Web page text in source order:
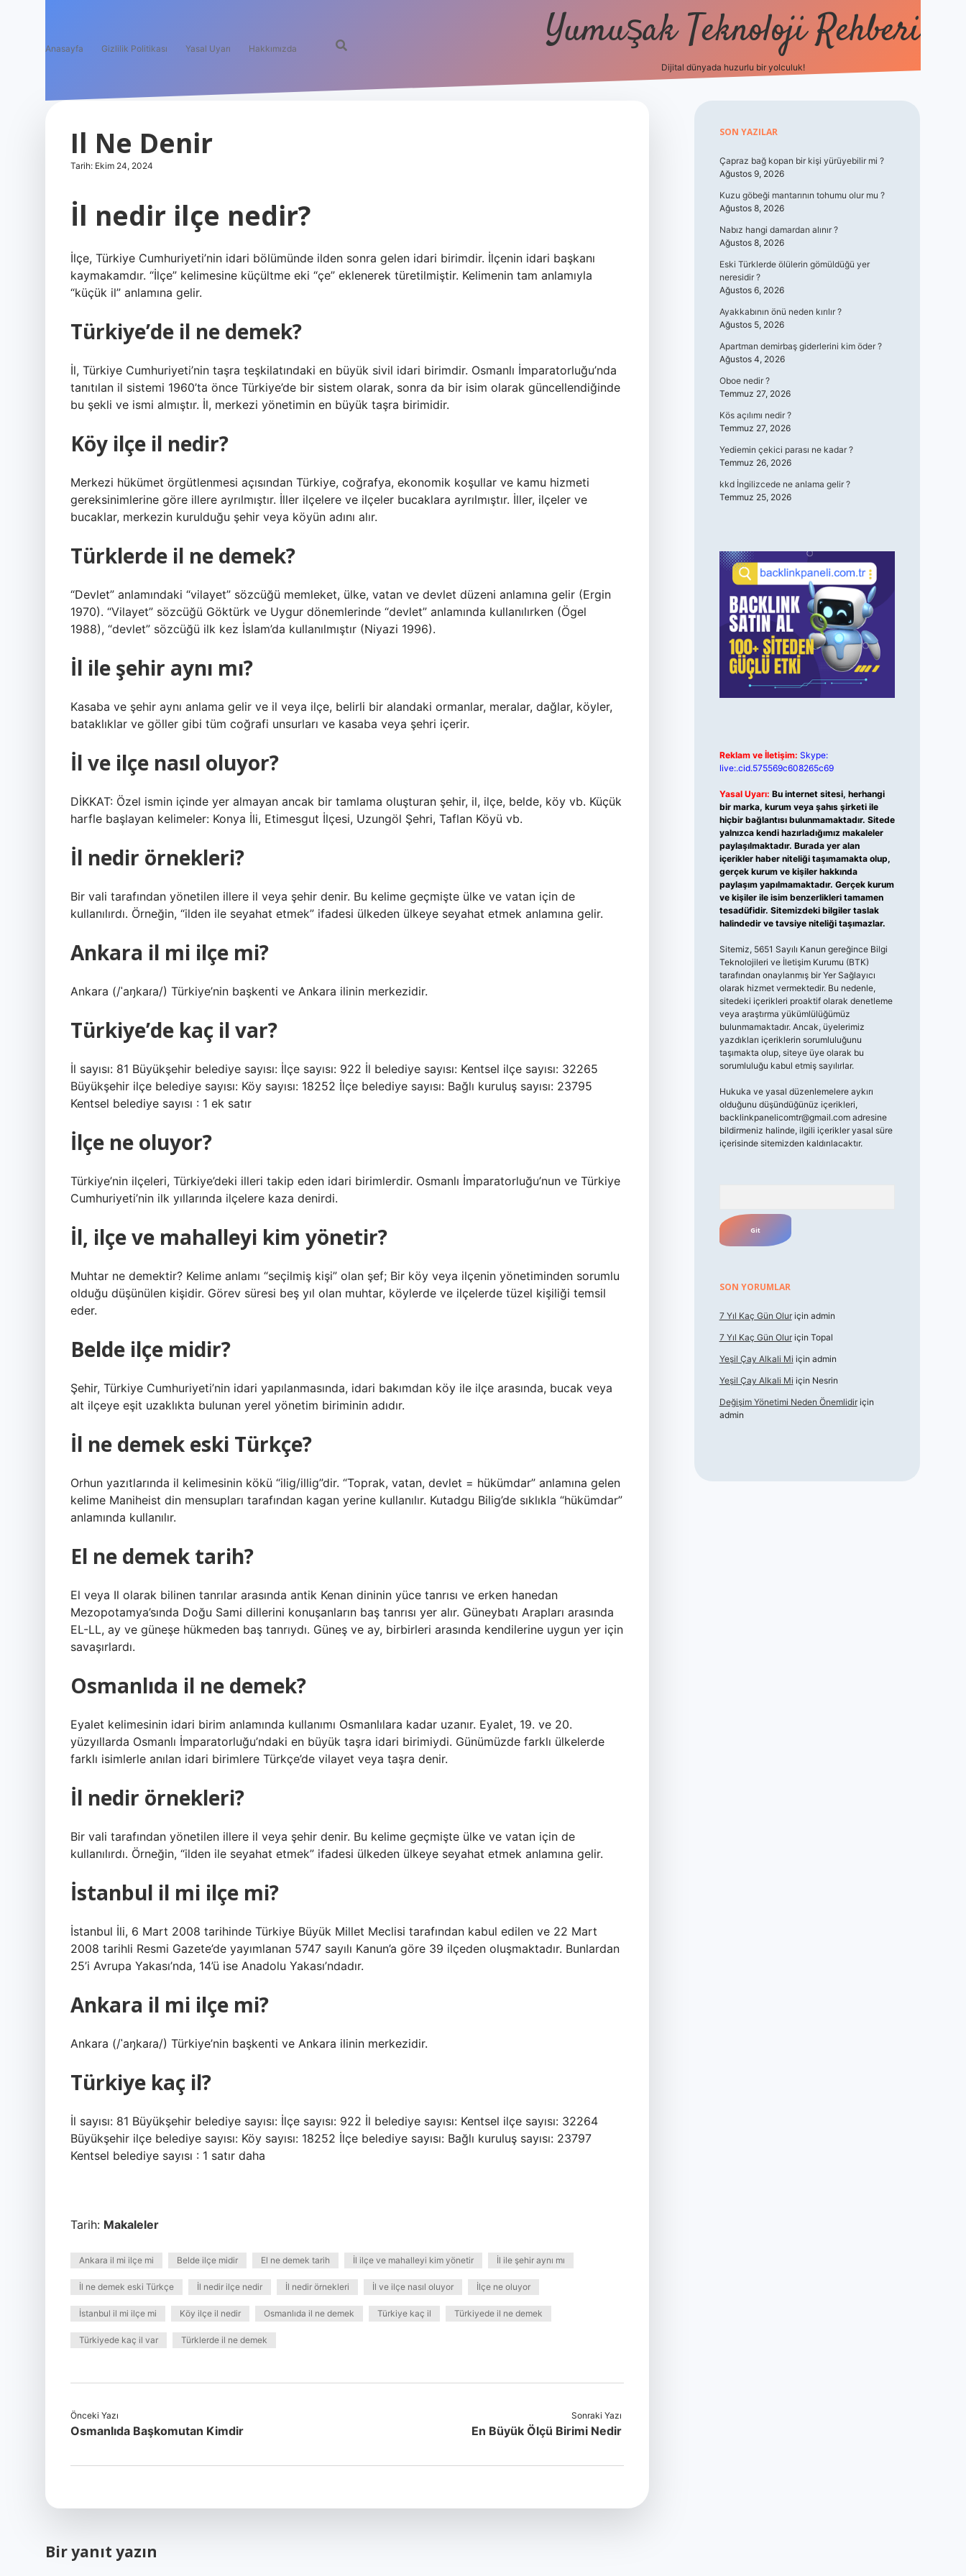
Anasayfa Gizlilik Politikası Yasal Uyarı Hakkımızda Yumuşak Teknoloji Rehberi
Dijital dünyada huzurlu bir yolculuk!
Il Ne Denir
Tarih: Ekim 24, 2024
İl nedir ilçe nedir?
İlçe, Türkiye Cumhuriyeti’nin idari bölümünde ilden sonra gelen idari birimdir. İlçenin idari başkanı
kaymakamdır. “İlçe” kelimesine küçültme eki “çe” eklenerek türetilmiştir. Kelimenin tam anlamıyla
“küçük il” anlamına gelir.
Türkiye’de il ne demek?
İl, Türkiye Cumhuriyeti’nin taşra teşkilatındaki en büyük sivil idari birimdir. Osmanlı İmparatorluğu’nda
tanıtılan il sistemi 1960’ta önce Türkiye’de bir sistem olarak, sonra da bir isim olarak güncellendiğinde
bu şekli ve ismi almıştır. İl, merkezi yönetimin en büyük taşra birimidir.
Köy ilçe il nedir?
Merkezi hükümet örgütlenmesi açısından Türkiye, coğrafya, ekonomik koşullar ve kamu hizmeti
gereksinimlerine göre illere ayrılmıştır. İller ilçelere ve ilçeler bucaklara ayrılmıştır. İller, ilçeler ve
bucaklar, merkezin kurulduğu şehir veya köyün adını alır.
Türklerde il ne demek?
“Devlet” anlamındaki “vilayet” sözcüğü memleket, ülke, vatan ve devlet düzeni anlamına gelir (Ergin
1970). “Vilayet” sözcüğü Göktürk ve Uygur dönemlerinde “devlet” anlamında kullanılırken (Ögel
1988), “devlet” sözcüğü ilk kez İslam’da kullanılmıştır (Niyazi 1996).
İl ile şehir aynı mı?
Kasaba ve şehir aynı anlama gelir ve il veya ilçe, belirli bir alandaki ormanlar, meralar, dağlar, köyler,
bataklıklar ve göller gibi tüm coğrafi unsurları ve kasaba veya şehri içerir.
İl ve ilçe nasıl oluyor?
DİKKAT: Özel ismin içinde yer almayan ancak bir tamlama oluşturan şehir, il, ilçe, belde, köy vb. Küçük
harfle başlayan kelimeler: Konya İli, Etimesgut İlçesi, Uzungöl Şehri, Taflan Köyü vb.
İl nedir örnekleri?
Bir vali tarafından yönetilen illere il veya şehir denir. Bu kelime geçmişte ülke ve vatan için de
kullanılırdı. Örneğin, “ilden ile seyahat etmek” ifadesi ülkeden ülkeye seyahat etmek anlamına gelir.
Ankara il mi ilçe mi?
Ankara (/ˈaŋkaɾa/) Türkiye’nin başkenti ve Ankara ilinin merkezidir.
Türkiye’de kaç il var?
İl sayısı: 81 Büyükşehir belediye sayısı: İlçe sayısı: 922 İl belediye sayısı: Kentsel ilçe sayısı: 32265
Büyükşehir ilçe belediye sayısı: Köy sayısı: 18252 İlçe belediye sayısı: Bağlı kuruluş sayısı: 23795
Kentsel belediye sayısı : 1 ek satır
İlçe ne oluyor?
Türkiye’nin ilçeleri, Türkiye’deki illeri takip eden idari birimlerdir. Osmanlı İmparatorluğu’nun ve Türkiye
Cumhuriyeti’nin ilk yıllarında ilçelere kaza denirdi.
İl, ilçe ve mahalleyi kim yönetir?
Muhtar ne demektir? Kelime anlamı “seçilmiş kişi” olan şef; Bir köy veya ilçenin yönetiminden sorumlu
olduğu düşünülen kişidir. Görev süresi beş yıl olan muhtar, köylerde ve ilçelerde tüzel kişiliği temsil
eder.
Belde ilçe midir?
Şehir, Türkiye Cumhuriyeti’nin idari yapılanmasında, idari bakımdan köy ile ilçe arasında, bucak veya
alt ilçeye eşit uzaklıkta bulunan yerel yönetim biriminin adıdır.
İl ne demek eski Türkçe?
Orhun yazıtlarında il kelimesinin kökü “ilig/illig”dir. “Toprak, vatan, devlet = hükümdar” anlamına gelen
kelime Maniheist din mensupları tarafından kagan yerine kullanılır. Kutadgu Bilig’de sıklıkla “hükümdar”
anlamında kullanılır.
El ne demek tarih?
El veya Il olarak bilinen tanrılar arasında antik Kenan dininin yüce tanrısı ve erken hanedan
Mezopotamya’sında Doğu Sami dillerini konuşanların baş tanrısı yer alır. Güneybatı Arapları arasında
EL-LL, ay ve güneşe hükmeden baş tanrıydı. Güneş ve ay, birbirleri arasında kendilerine uygun yer için
savaşırlardı.
Osmanlıda il ne demek?
Eyalet kelimesinin idari birim anlamında kullanımı Osmanlılara kadar uzanır. Eyalet, 19. ve 20.
yüzyıllarda Osmanlı İmparatorluğu’ndaki en büyük taşra idari birimiydi. Günümüzde farklı ülkelerde
farklı isimlerle anılan idari birimlere Türkçe’de vilayet veya taşra denir.
İl nedir örnekleri?
Bir vali tarafından yönetilen illere il veya şehir denir. Bu kelime geçmişte ülke ve vatan için de
kullanılırdı. Örneğin, “ilden ile seyahat etmek” ifadesi ülkeden ülkeye seyahat etmek anlamına gelir.
İstanbul il mi ilçe mi?
İstanbul İli, 6 Mart 2008 tarihinde Türkiye Büyük Millet Meclisi tarafından kabul edilen ve 22 Mart
2008 tarihli Resmi Gazete’de yayımlanan 5747 sayılı Kanun’a göre 39 ilçeden oluşmaktadır. Bunlardan
25’i Avrupa Yakası’nda, 14’ü ise Anadolu Yakası’ndadır.
Ankara il mi ilçe mi?
Ankara (/ˈaŋkaɾa/) Türkiye’nin başkenti ve Ankara ilinin merkezidir.
Türkiye kaç il?
İl sayısı: 81 Büyükşehir belediye sayısı: İlçe sayısı: 922 İl belediye sayısı: Kentsel ilçe sayısı: 32264
Büyükşehir ilçe belediye sayısı: Köy sayısı: 18252 İlçe belediye sayısı: Bağlı kuruluş sayısı: 23797
Kentsel belediye sayısı : 1 satır daha
Tarih: Makaleler
Ankara il mi ilçe mi Belde ilçe midir El ne demek tarih İl ilçe ve mahalleyi kim yönetir İl ile şehir aynı mı
İl ne demek eski Türkçe İl nedir ilçe nedir İl nedir örnekleri İl ve ilçe nasıl oluyor İlçe ne oluyor
İstanbul il mi ilçe mi Köy ilçe il nedir Osmanlıda il ne demek Türkiye kaç il Türkiyede il ne demek
Türkiyede kaç il var Türklerde il ne demek
Önceki Yazı
Osmanlıda Başkomutan Kimdir
Sonraki Yazı
En Büyük Ölçü Birimi Nedir
Bir yanıt yazın
Sidebar
SON YAZILAR
Çapraz bağ kopan bir kişi yürüyebilir mi ?
Ağustos 9, 2026
Kuzu göbeği mantarının tohumu olur mu ?
Ağustos 8, 2026
Nabız hangi damardan alınır ?
Ağustos 8, 2026
Eski Türklerde ölülerin gömüldüğü yer
neresidir ?
Ağustos 6, 2026
Ayakkabının önü neden kırılır ?
Ağustos 5, 2026
Apartman demirbaş giderlerini kim öder ?
Ağustos 4, 2026
Oboe nedir ?
Temmuz 27, 2026
Kös açılımı nedir ?
Temmuz 27, 2026
Yediemin çekici parası ne kadar ?
Temmuz 26, 2026
kkd İngilizcede ne anlama gelir ?
Temmuz 25, 2026
Reklam ve İletişim: Skype:
live:.cid.575569c608265c69
Yasal Uyarı: Bu internet sitesi, herhangi
bir marka, kurum veya şahıs şirketi ile
hiçbir bağlantısı bulunmamaktadır. Sitede
yalnızca kendi hazırladığımız makaleler
paylaşılmaktadır. Burada yer alan
içerikler haber niteliği taşımamakta olup,
gerçek kurum ve kişiler hakkında
paylaşım yapılmamaktadır. Gerçek kurum
ve kişiler ile isim benzerlikleri tamamen
tesadüfidir. Sitemizdeki bilgiler taslak
halindedir ve tavsiye niteliği taşımazlar.
Sitemiz, 5651 Sayılı Kanun gereğince Bilgi
Teknolojileri ve İletişim Kurumu (BTK)
tarafından onaylanmış bir Yer Sağlayıcı
olarak hizmet vermektedir. Bu nedenle,
sitedeki içerikleri proaktif olarak denetleme
veya araştırma yükümlülüğümüz
bulunmamaktadır. Ancak, üyelerimiz
yazdıkları içeriklerin sorumluluğunu
taşımakta olup, siteye üye olarak bu
sorumluluğu kabul etmiş sayılırlar.
Hukuka ve yasal düzenlemelere aykırı
olduğunu düşündüğünüz içerikleri,
backlinkpanelicomtr@gmail.comadresine
bildirmeniz halinde, ilgili içerikler yasal süre
içerisinde sitemizden kaldırılacaktır.
SON YORUMLAR
7 Yıl Kaç Gün Oluriçin admin
7 Yıl Kaç Gün Oluriçin Topal
Yeşil Çay Alkali Mi için admin
Yeşil Çay Alkali Mi için Nesrin
Değişim Yönetimi Neden Önemlidiriçin
admin